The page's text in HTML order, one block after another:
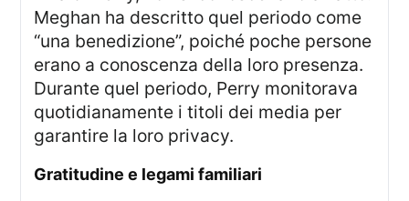
Meghan ha descritto quel periodo come
“una benedizione”, poiché poche persone
erano a conoscenza della loro presenza.
Durante quel periodo, Perry monitorava
quotidianamente i titoli dei media per
garantire la loro privacy.
Gratitudine e legami familiari